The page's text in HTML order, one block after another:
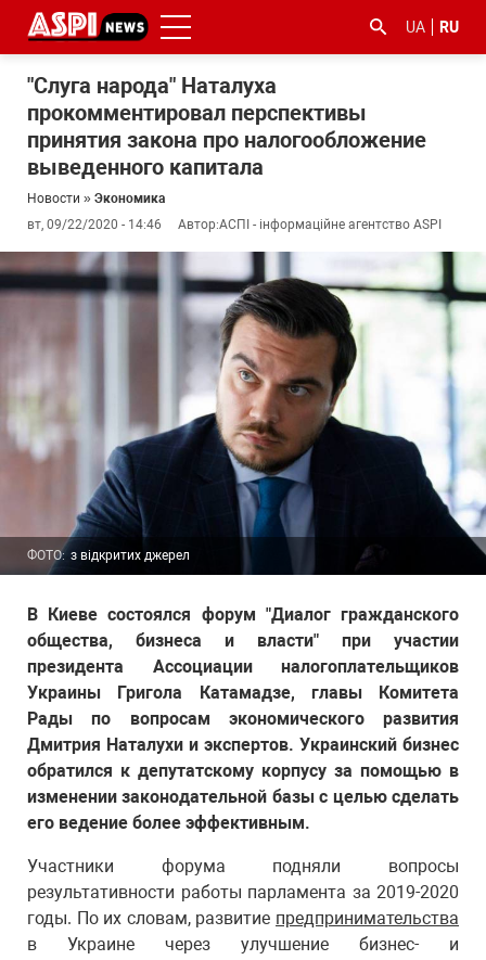
UA RU
"Слуга народа" Наталуха
прокомментировал перспективы
принятия закона про налогообложение
выведенного капитала
Новости » Экономика
вт, 09/22/2020 - 14:46
Автор:АСПІ - інформаційне агентство ASPI
ФОТО: з відкритих джерел
В Киеве состоялся форум "Диалог гражданского
общества, бизнеса и власти" при участии
президента Ассоциации налогоплательщиков
Украины Григола Катамадзе, главы Комитета
Рады по вопросам экономического развития
Дмитрия Наталухи и экспертов. Украинский бизнес
обратился к депутатскому корпусу за помощью в
изменении законодательной базы с целью сделать
его ведение более эффективным.
Участники форума подняли вопросы
результативности работы парламента за 2019-2020
годы. По их словам, развитие предпринимательства
в Украине через улучшение бизнес- и
з
корупцією